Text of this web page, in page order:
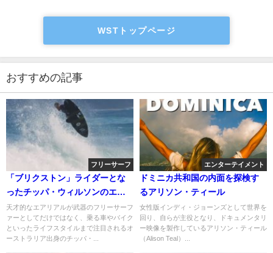
WSTトップページ
おすすめの記事
フリーサーフ
「ブリクストン」ライダーとな
ったチッパ・ウィルソンのエア
リアル満載ウェルカム動画
天才的なエアリアルが武器のフリーサーフ
ァーとしてだけではなく、乗る車やバイク
といったライフスタイルまで注目されるオ
ーストラリア出身のチッパ・...
エンターテイメント
ドミニカ共和国の内面を探検す
るアリソン・ティール
女性版インディ・ジョーンズとして世界を
回り、自らが主役となり、ドキュメンタリ
ー映像を製作しているアリソン・ティール
（Alison Teal）...